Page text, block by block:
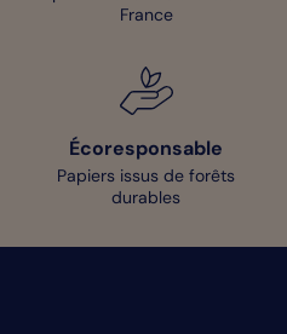
France
Écoresponsable
Papiers issus de forêts
durables